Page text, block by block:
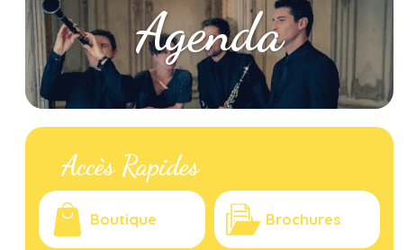
Agenda
Accès Rapides
Boutique Brochures